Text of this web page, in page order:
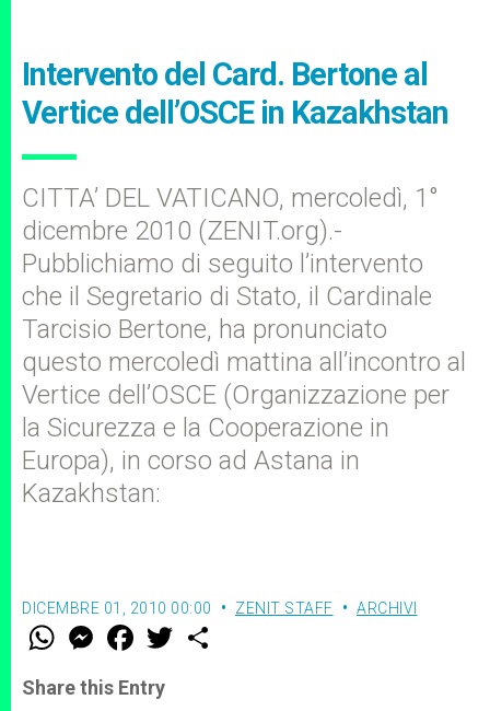
Intervento del Card. Bertone al
Vertice dell’OSCE in Kazakhstan
CITTA’ DEL VATICANO, mercoledì, 1°
dicembre 2010 (ZENIT.org).-
Pubblichiamo di seguito l’intervento
che il Segretario di Stato, il Cardinale
Tarcisio Bertone, ha pronunciato
questo mercoledì mattina all’incontro al
Vertice dell’OSCE (Organizzazione per
la Sicurezza e la Cooperazione in
Europa), in corso ad Astana in
Kazakhstan:
DICEMBRE 01, 2010 00:00 ZENIT STAFF ARCHIVI
W
t
s
M
e
s
e
F
a
e
b
w
Share this Entry